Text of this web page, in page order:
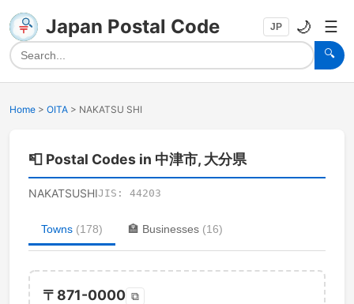
Japan Postal Code
🔍
JP 🌙 ☰
Home > OITA > NAKATSU SHI
📮 Postal Codes in 中津市, 大分県
NAKATSUSHIJIS: 44203
Towns (178) 🏣 Businesses (16)
〒 871-0000 ⧉